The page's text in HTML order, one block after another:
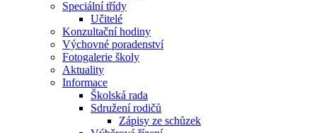
Speciální třídy
Učitelé
Konzultační hodiny
Výchovné poradenství
Fotogalerie školy
Aktuality
Informace
Školská rada
Sdružení rodičů
Zápisy ze schůzek